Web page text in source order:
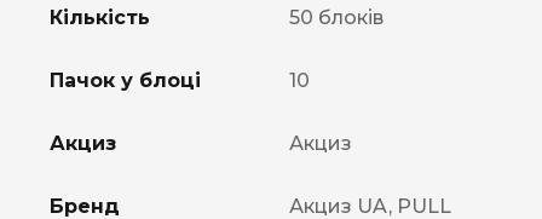
Кількість 50 блоків
Пачок у блоці 10
Акциз Акциз
Бренд Акциз UA, PULL